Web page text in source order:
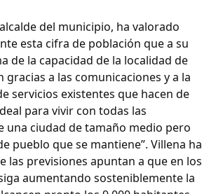
del municipio, ha valorado
esta cifra de población que a su
de la capacidad de la localidad de
a las comunicaciones y a la
servicios existentes que hacen de
para vivir con todas las
una ciudad de tamaño medio pero
pueblo que se mantiene”. Villena ha
las previsiones apuntan a que en los
aumentando sosteniblemente la